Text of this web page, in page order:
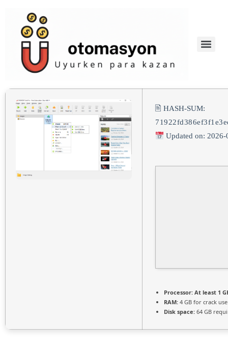
🖹 HASH-SUM:
Updated on: 2026-
Processor: At least 1
RAM: 4 GB for crack use
Disk space: 64 GB